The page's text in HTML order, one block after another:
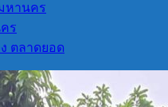
หานคร
ร
ตลาดยอด